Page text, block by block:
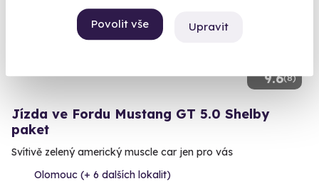
Povolit vše Upravit
9.6(8)
Jízda ve Fordu Mustang GT 5.0 Shelby
paket
Svítivě zelený americký muscle car jen pro vás
Olomouc (+ 6 dalších lokalit)